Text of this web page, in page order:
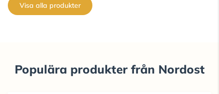
Visa alla produkter
Populära produkter från Nordost